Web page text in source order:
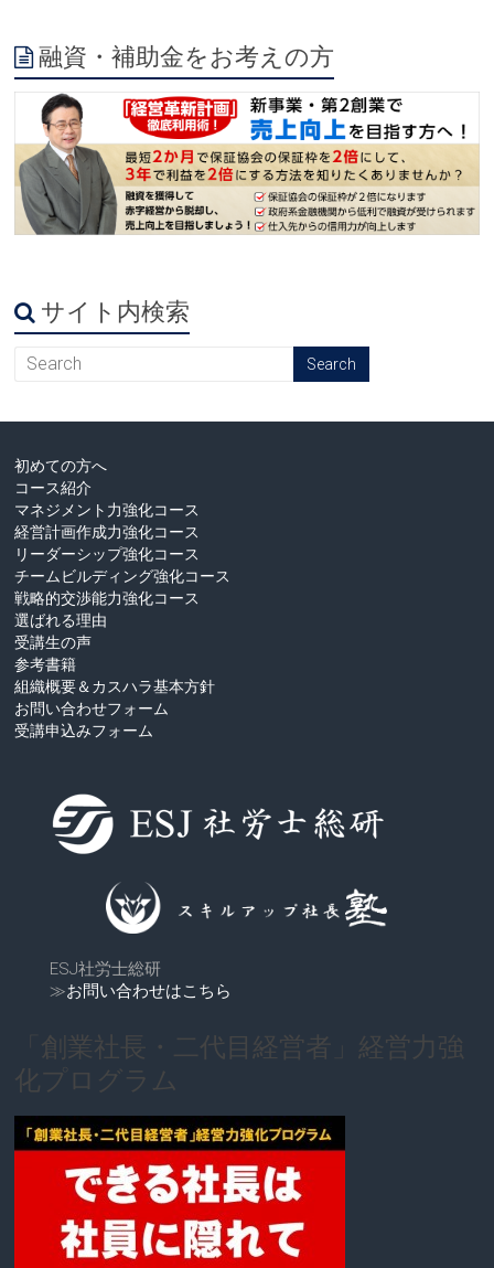
融資・補助金をお考えの方
サイト内検索
初めての方へ
コース紹介
マネジメント力強化コース
経営計画作成力強化コース
リーダーシップ強化コース
チームビルディング強化コース
戦略的交渉能力強化コース
選ばれる理由
受講生の声
参考書籍
組織概要＆カスハラ基本方針
お問い合わせフォーム
受講申込みフォーム
ESJ社労士総研
≫お問い合わせはこちら
「創業社長・二代目経営者」経営力強
化プログラム